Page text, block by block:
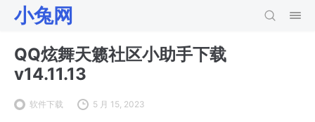
小兔网
QQ炫舞天籁社区小助手下载
v14.11.13
软件下载 5 月 15, 2023